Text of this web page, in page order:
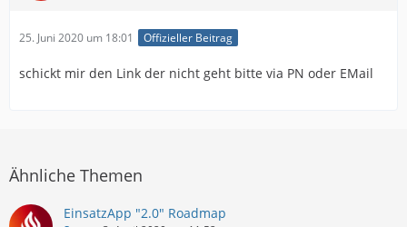
25. Juni 2020 um 18:01 Offizieller Beitrag
schickt mir den Link der nicht geht bitte via PN oder EMail
Ähnliche Themen
EinsatzApp "2.0" Roadmap